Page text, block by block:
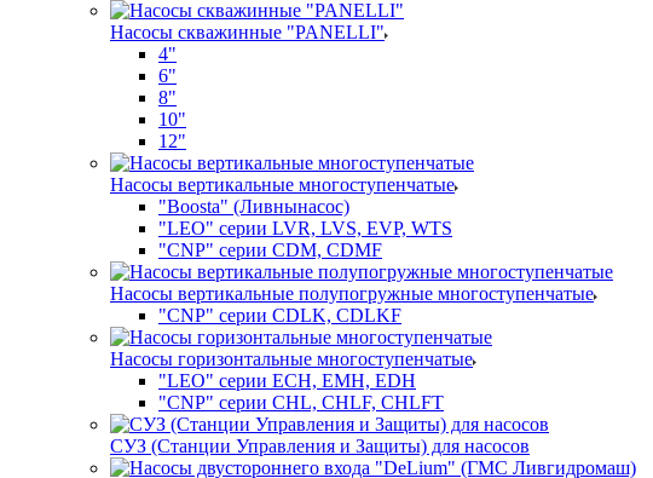
Насосы скважинные "PANELLI"
4"
6"
8"
10"
12"
Насосы вертикальные многоступенчатые
"Boosta" (Ливнынасос)
"LEO" серии LVR, LVS, EVP, WTS
"CNP" серии CDM, CDMF
Насосы вертикальные полупогружные многоступенчатые
"CNP" серии CDLK, CDLKF
Насосы горизонтальные многоступенчатые
"LEO" серии ECH, EMH, EDH
"CNP" серии CHL, CHLF, CHLFT
СУЗ (Станции Управления и Защиты) для насосов